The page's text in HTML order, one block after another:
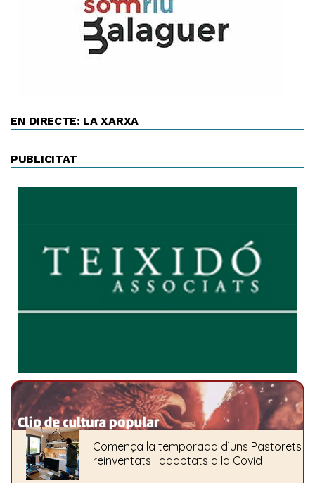
EN DIRECTE: LA XARXA
PUBLICITAT